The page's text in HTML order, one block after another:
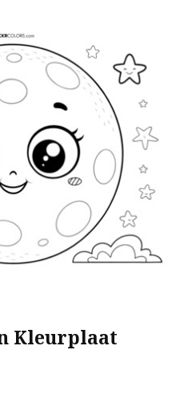
Kleurplaat